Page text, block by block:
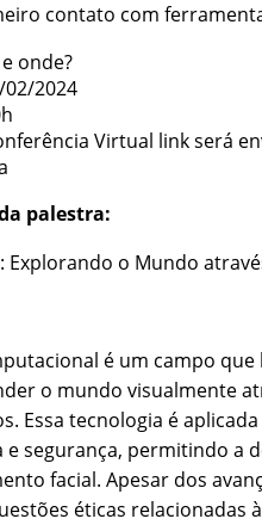
contato com
onde?
02/2024
Virtual link será
palestra:
Explorando o Mundo
é um campo
o mundo visualmente
Essa tecnologia é
segurança, permitindo a
facial. Apesar dos
éticas relacionadas